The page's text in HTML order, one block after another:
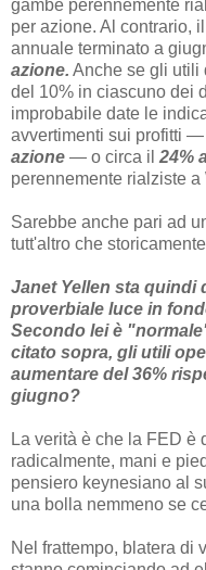
gambe perennemente
per azione. Al contrario,
annuale terminato a
azione. Anche se gli utili
del 10% in ciascuno dei
improbabile date le
avvertimenti sui profitti
azione — o circa il 24%
perennemente rialziste a
Sarebbe anche pari ad
tutt'altro che
Janet Yellen sta quindi
proverbiale luce in
Secondo lei è
citato sopra, gli utili
aumentare del 36%
giugno?
La verità è che la FED è
radicalmente, mani e
pensiero keynesiano al
una bolla nemmeno se
Nel frattempo, blatera di